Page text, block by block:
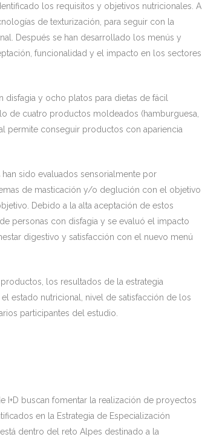
los requisitos y objetivos nutricionales. A
de texturización, para seguir con la
Después se han desarrollado los menús y
funcionalidad y el impacto en los sectores
y ocho platos para dietas de fácil
de cuatro productos moldeados (hamburguesa,
permite conseguir productos con apariencia
sido evaluados sensorialmente por
de masticación y/o deglución con el objetivo
Debido a la alta aceptación de estos
personas con disfagia y se evaluó el impacto
digestivo y satisfacción con el nuevo menú
los resultados de la estrategia
estado nutricional, nivel de satisfacción de los
participantes del estudio.
I+D buscan fomentar la realización de proyectos
en la Estrategia de Especialización
dentro del reto Alpes destinado a la